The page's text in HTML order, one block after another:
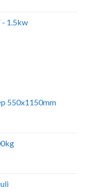
- 1.5kw
550x1150mm